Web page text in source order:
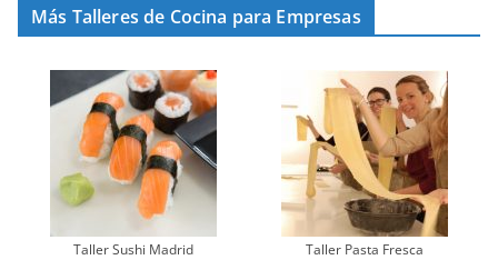
Más Talleres de Cocina para Empresas
Taller Sushi Madrid Taller Pasta Fresca